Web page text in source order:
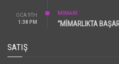
OCA 9TH
1:38 PM
MİMARİ
“MİMARLIKTA
SATIŞ